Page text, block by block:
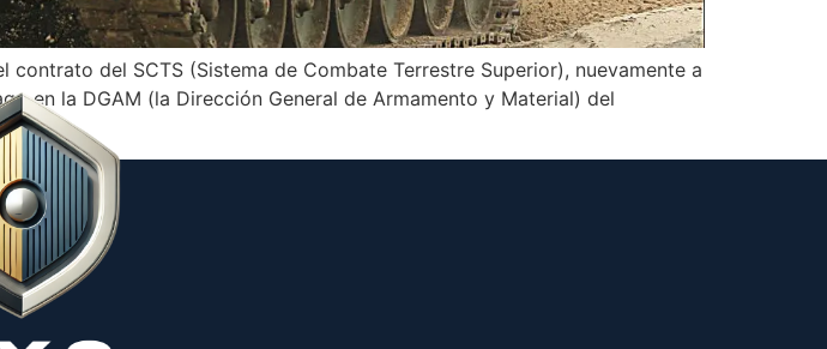
del SCTS (Sistema de Combate Terrestre Superior), nuevamente a
en la DGAM (la Dirección General de Armamento y Material) del